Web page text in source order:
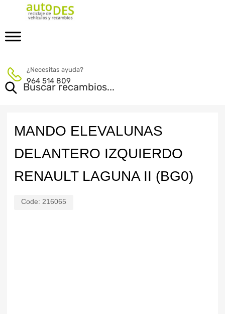
¿Necesitas ayuda?
964 514 809
MANDO ELEVALUNAS
DELANTERO IZQUIERDO
RENAULT LAGUNA II (BG0)
Code: 216065